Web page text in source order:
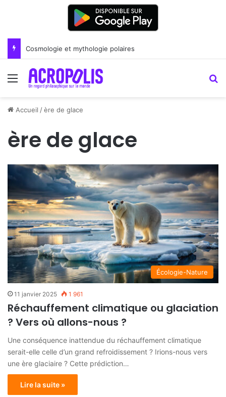
Cosmologie et mythologie polaires
Menu
Accueil /ère de glace
ère de glace
Écologie-Nature
11 janvier 2025 1 961
Réchauffement climatique ou glaciation
? Vers où allons-nous ?
Une conséquence inattendue du réchauffement climatique
serait-elle celle d’un grand refroidissement ? Irions-nous vers
une ère glaciaire ? Cette prédiction…
Lire la suite »